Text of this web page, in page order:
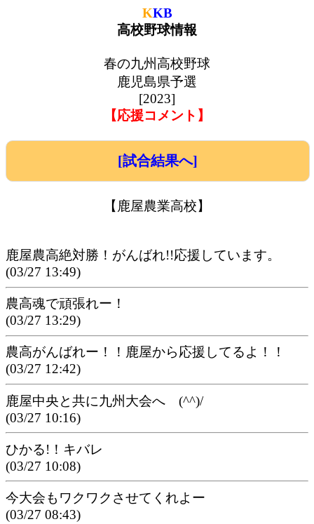
KKB
高校野球情報
春の九州高校野球
鹿児島県予選
[2023]
【応援コメント】
[試合結果へ]
【鹿屋農業高校】
鹿屋農高絶対勝！がんばれ!!応援しています。
(03/27 13:49)
農高魂で頑張れー！
(03/27 13:29)
農高がんばれー！！鹿屋から応援してるよ！！
(03/27 12:42)
鹿屋中央と共に九州大会へ (^^)/
(03/27 10:16)
ひかる!！キバレ
(03/27 10:08)
今大会もワクワクさせてくれよー
(03/27 08:43)